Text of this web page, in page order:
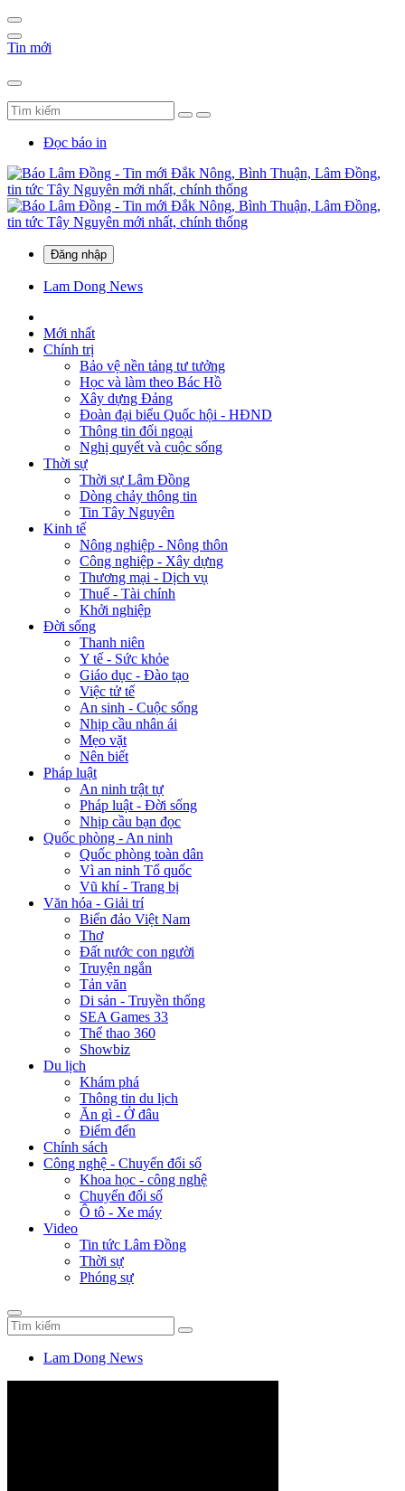
Tin mới
Đọc báo in
Đăng nhập
Lam Dong News
Mới nhất
Chính trị
Bảo vệ nền tảng tư tưởng
Học và làm theo Bác Hồ
Xây dựng Đảng
Đoàn đại biểu Quốc hội - HĐND
Thông tin đối ngoại
Nghị quyết và cuộc sống
Thời sự
Thời sự Lâm Đồng
Dòng chảy thông tin
Tin Tây Nguyên
Kinh tế
Nông nghiệp - Nông thôn
Công nghiệp - Xây dựng
Thương mại - Dịch vụ
Thuế - Tài chính
Khởi nghiệp
Đời sống
Thanh niên
Y tế - Sức khỏe
Giáo dục - Đào tạo
Việc tử tế
An sinh - Cuộc sống
Nhịp cầu nhân ái
Mẹo vặt
Nên biết
Pháp luật
An ninh trật tự
Pháp luật - Đời sống
Nhịp cầu bạn đọc
Quốc phòng - An ninh
Quốc phòng toàn dân
Vì an ninh Tổ quốc
Vũ khí - Trang bị
Văn hóa - Giải trí
Biển đảo Việt Nam
Thơ
Đất nước con người
Truyện ngắn
Tản văn
Di sản - Truyền thống
SEA Games 33
Thể thao 360
Showbiz
Du lịch
Khám phá
Thông tin du lịch
Ăn gì - Ở đâu
Điểm đến
Chính sách
Công nghệ - Chuyển đổi số
Khoa học - công nghệ
Chuyển đổi số
Ô tô - Xe máy
Video
Tin tức Lâm Đồng
Thời sự
Phóng sự
Lam Dong News